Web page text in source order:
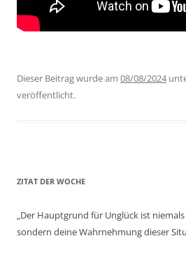
Dieser Beitrag wurde am 08/08/2024
veröffentlicht.
ZITAT DER WOCHE
„Der Hauptgrund für Unglück ist
sondern deine Wahrnehmung dieser